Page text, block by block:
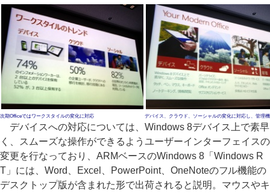
次期Officeではワークスタイルの変化に対応 デバイス、クラウド、ソーシャルの変化に対応し、管理
デバイスへの対応については、Windows 8デバイス上で素早
く、スムーズな操作ができるようユーザーインターフェイスの
変更を行なっており、ARMベースのWindows 8「Windows R
T」には、Word、Excel、PowerPoint、OneNoteのフル機能の
デスクトップ版が含まれた形で出荷されると説明。マウスやキ